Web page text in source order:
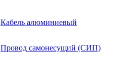
Кабель алюминиевый
Провод самонесущий (СИП)